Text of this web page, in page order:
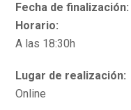
Fecha de finalización:
Horario:
A las 18:30h
Lugar de realización:
Online